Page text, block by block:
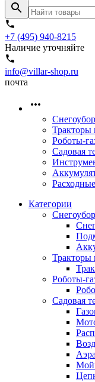
+7 (495) 940-8215
Наличие уточняйте
info@villar-shop.ru
почта
Тракторы
Роботы-
Садовая
Категории
Тракторы
Роботы-
Садовая